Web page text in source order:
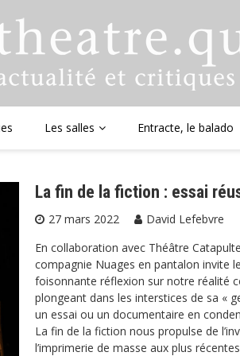
Les salles Entracte, le balado
La fin de la fiction : essai
27 mars 2022
David Lefebvre
En collaboration avec Théâtre
compagnie Nuages en pantalon invite
foisonnante réflexion sur notre réalité
plongeant dans les interstices de sa «
un essai ou un documentaire en
La fin de la fiction nous propulse de
l’imprimerie de masse aux plus